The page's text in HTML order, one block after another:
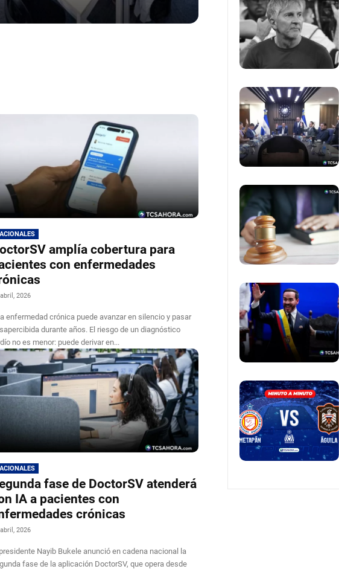
amplía cobertura para
con enfermedades
2026
enfermedad crónica puede avanzar en silencio y pasar
durante años. El riesgo de un diagnóstico
no es menor: puede derivar en...
fase de DoctorSV atenderá
IA a pacientes con
crónicas
2026
Nayib Bukele anunció en cadena nacional la
fase de la aplicación DoctorSV, que opera desde